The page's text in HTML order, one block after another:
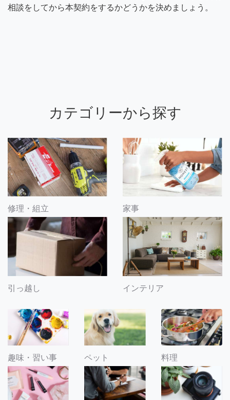
相談をしてから本契約をするかどうかを決めましょう。
カテゴリーから探す
修理・組立 家事
引っ越し インテリア
趣味・習い事 ペット 料理